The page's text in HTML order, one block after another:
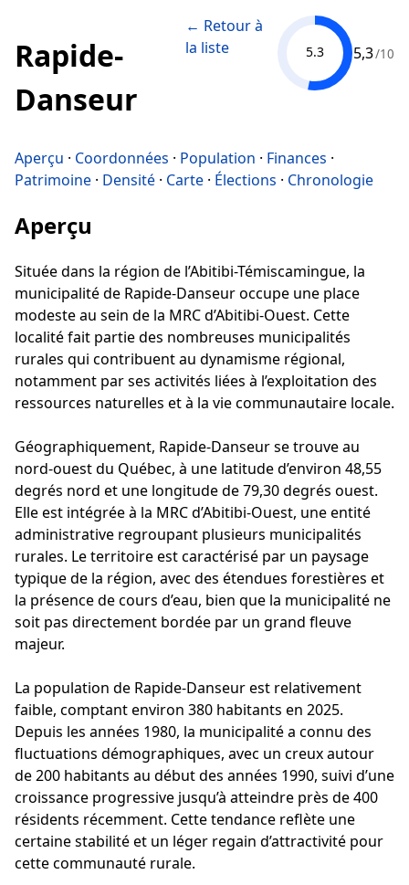
Rapide-
Danseur
← Retour à
la liste
5.3 5,3/10
Aperçu · Coordonnées · Population · Finances ·
Patrimoine · Densité · Carte · Élections · Chronologie
Aperçu
Située dans la région de l’Abitibi-Témiscamingue, la
municipalité de Rapide-Danseur occupe une place
modeste au sein de la MRC d’Abitibi-Ouest. Cette
localité fait partie des nombreuses municipalités
rurales qui contribuent au dynamisme régional,
notamment par ses activités liées à l’exploitation des
ressources naturelles et à la vie communautaire locale.
Géographiquement, Rapide-Danseur se trouve au
nord-ouest du Québec, à une latitude d’environ 48,55
degrés nord et une longitude de 79,30 degrés ouest.
Elle est intégrée à la MRC d’Abitibi-Ouest, une entité
administrative regroupant plusieurs municipalités
rurales. Le territoire est caractérisé par un paysage
typique de la région, avec des étendues forestières et
la présence de cours d’eau, bien que la municipalité ne
soit pas directement bordée par un grand fleuve
majeur.
La population de Rapide-Danseur est relativement
faible, comptant environ 380 habitants en 2025.
Depuis les années 1980, la municipalité a connu des
fluctuations démographiques, avec un creux autour
de 200 habitants au début des années 1990, suivi d’une
croissance progressive jusqu’à atteindre près de 400
résidents récemment. Cette tendance reflète une
certaine stabilité et un léger regain d’attractivité pour
cette communauté rurale.